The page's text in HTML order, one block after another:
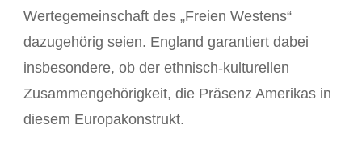
Wertegemeinschaft des „Freien Westens“
dazugehörig seien. England garantiert dabei
insbesondere, ob der ethnisch-kulturellen
Zusammengehörigkeit, die Präsenz Amerikas in
diesem Europakonstrukt.